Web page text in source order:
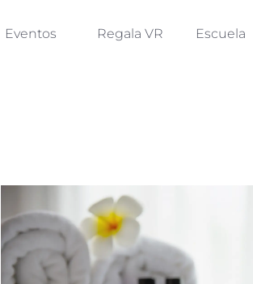
Eventos Regala VR Escuela